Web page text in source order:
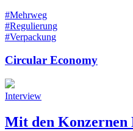
#Mehrweg
#Regulierung
#Verpackung
Circular Economy
Interview
Mit den Konzernen